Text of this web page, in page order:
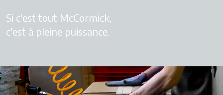
Si c'est tout McCormick,
c'est à pleine puissance.